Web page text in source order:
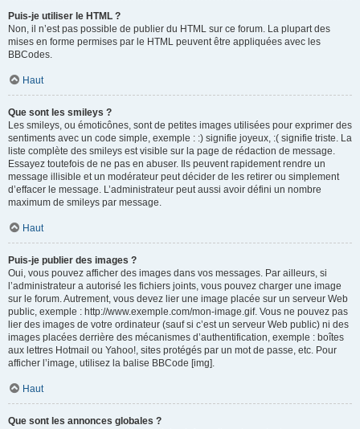
Puis-je utiliser le HTML ?
Non, il n’est pas possible de publier du HTML sur ce forum. La plupart des
mises en forme permises par le HTML peuvent être appliquées avec les
BBCodes.
Haut
Que sont les smileys ?
Les smileys, ou émoticônes, sont de petites images utilisées pour exprimer des
sentiments avec un code simple, exemple : :) signifie joyeux, :( signifie triste. La
liste complète des smileys est visible sur la page de rédaction de message.
Essayez toutefois de ne pas en abuser. Ils peuvent rapidement rendre un
message illisible et un modérateur peut décider de les retirer ou simplement
d’effacer le message. L’administrateur peut aussi avoir défini un nombre
maximum de smileys par message.
Haut
Puis-je publier des images ?
Oui, vous pouvez afficher des images dans vos messages. Par ailleurs, si
l’administrateur a autorisé les fichiers joints, vous pouvez charger une image
sur le forum. Autrement, vous devez lier une image placée sur un serveur Web
public, exemple : http://www.exemple.com/mon-image.gif. Vous ne pouvez pas
lier des images de votre ordinateur (sauf si c’est un serveur Web public) ni des
images placées derrière des mécanismes d’authentification, exemple : boîtes
aux lettres Hotmail ou Yahoo!, sites protégés par un mot de passe, etc. Pour
afficher l’image, utilisez la balise BBCode [img].
Haut
Que sont les annonces globales ?